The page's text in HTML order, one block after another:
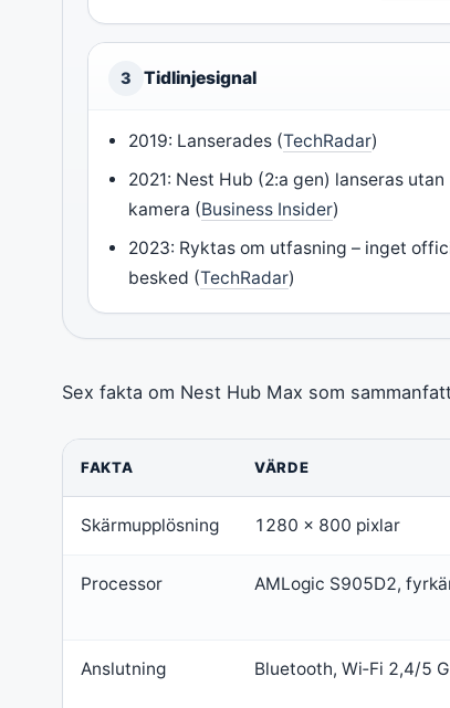
3 Tidlinjesignal
2019: Lanserades (TechRadar)
2021: Nest Hub (2:a gen) lanseras utan
kamera (Business Insider)
2023: Ryktas om utfasning – inget
besked (TechRadar)
Sex fakta om Nest Hub Max som
FAKTA VÄRDE
Skärmupplösning 1280 × 800 pixlar
Processor AMLogic S905D2,
Anslutning Bluetooth, Wi‑Fi 2,4/5